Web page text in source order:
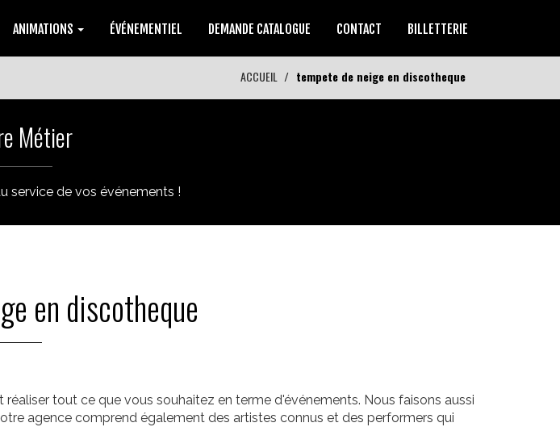
ANIMATIONS ÉVÉNEMENTIEL DEMANDE CATALOGUE CONTACT BILLETTERIE
ACCUEIL tempete de neige en discotheque
Métier
service de vos événements !
en discotheque
tout ce que vous souhaitez en terme d'événements. Nous faisons aussi
agence comprend également des artistes connus et des performers qui